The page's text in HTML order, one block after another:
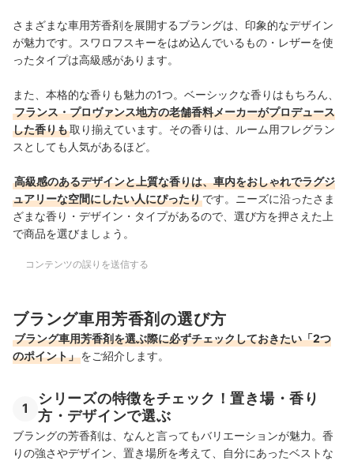
さまざまな車用芳香剤を展開するブラングは、印象的なデザイン
が魅力です。スワロフスキーをはめ込んでいるもの・レザーを使
ったタイプは高級感があります。
また、本格的な香りも魅力の1つ。ベーシックな香りはもちろん、
フランス・プロヴァンス地方の老舗香料メーカーがプロデュース
した香りも取り揃えています。その香りは、ルーム用フレグラン
スとしても人気があるほど。
高級感のあるデザインと上質な香りは、車内をおしゃれでラグジ
ュアリーな空間にしたい人にぴったりです。ニーズに沿ったさま
ざまな香り・デザイン・タイプがあるので、選び方を押さえた上
で商品を選びましょう。
コンテンツの誤りを送信する
ブラング車用芳香剤の選び方
ブラング車用芳香剤を選ぶ際に必ずチェックしておきたい「2つ
のポイント」をご紹介します。
1
シリーズの特徴をチェック！置き場・香り
方・デザインで選ぶ
ブラングの芳香剤は、なんと言ってもバリエーションが魅力。香
りの強さやデザイン、置き場所を考えて、自分にあったベストな